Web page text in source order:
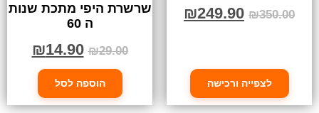
₪350.00
₪249.90
לצפייה ורכישה
שרשרת היפי מתכת שנות
ה 60
₪29.00
₪14.90
הוספה לסל